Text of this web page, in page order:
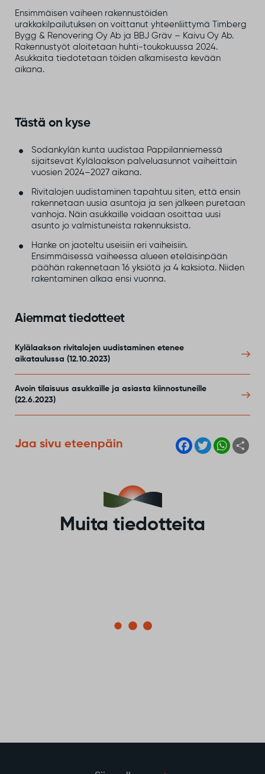
Ensimmäisen vaiheen rakennustöiden
urakkakilpailutuksen on voittanut yhteenliittymä Timberg
Bygg & Renovering Oy Ab ja BBJ Gräv – Kaivu Oy Ab.
Rakennustyöt aloitetaan huhti-toukokuussa 2024.
Asukkaita tiedotetaan töiden alkamisesta kevään
aikana.
Tästä on kyse
Sodankylän kunta uudistaa Pappilanniemessä
sijaitsevat Kylälaakson palveluasunnot vaiheittain
vuosien 2024–2027 aikana.
Rivitalojen uudistaminen tapahtuu siten, että ensin
rakennetaan uusia asuntoja ja sen jälkeen puretaan
vanhoja. Näin asukkaille voidaan osoittaa uusi
asunto jo valmistuneista rakennuksista.
Hanke on jaoteltu useisiin eri vaiheisiin.
Ensimmäisessä vaiheessa alueen eteläisinpään
päähän rakennetaan 16 yksiötä ja 4 kaksiota. Niiden
rakentaminen alkaa ensi vuonna.
Aiemmat tiedotteet
Kylälaakson rivitalojen uudistaminen etenee
aikataulussa (12.10.2023)
Avoin tilaisuus asukkaille ja asiasta kiinnostuneille
(22.6.2023)
Jaa sivu eteenpäin
F
a
T
w
W
h
Muita tiedotteita